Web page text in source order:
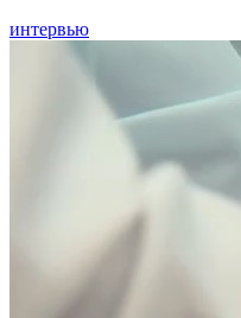
интервью